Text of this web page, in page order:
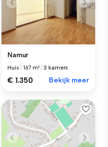
Namur
Huis |167 m² |3 kamers
€ 1.350 Bekijk meer